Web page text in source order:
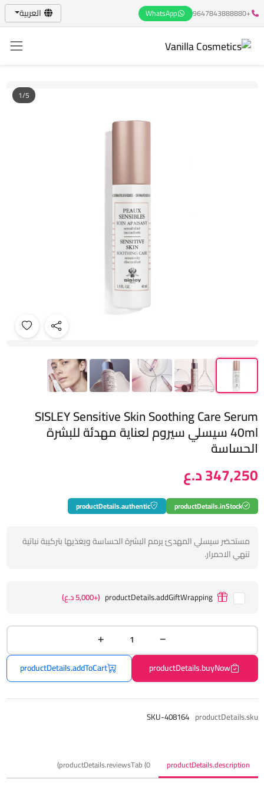
+9647843888880
WhatsApp العربية
1/5
SISLEY Sensitive Skin Soothing Care Serum
40ml سيسلي سيروم لعناية مهدئة للبشرة
الحساسة
347,250 د.ع
productDetails.inStock
productDetails.authentic
مستحضر سيسلي المهدئ يرمم البشرة الحساسة ويغذيها بتركيبة نباتية
تنهي الاحمرار.
productDetails.addGiftWrapping (+5,000 د.ع)
productDetails.buyNow
productDetails.addToCart
productDetails.sku
SKU-408164
productDetails.description
productDetails.reviewsTab (0)